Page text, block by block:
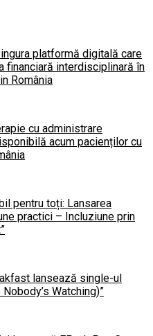
platformă digitală care
financiară interdisciplinară în
România
cu administrare
acum pacienților cu
pentru toți: Lansarea
practici – Incluziune prin
lansează single-ul
Watching)”